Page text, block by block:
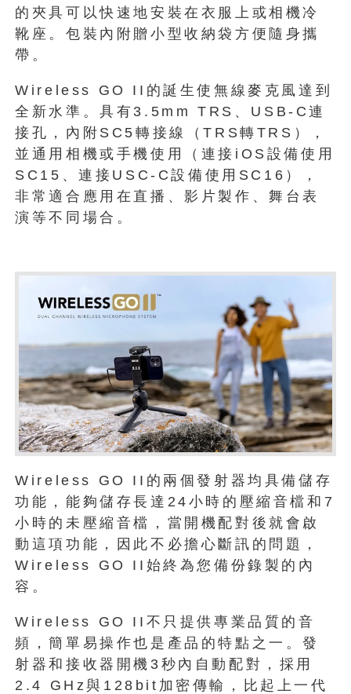
的夾具可以快速地安裝在衣服上或相機冷
靴座。包裝內附贈小型收納袋方便隨身攜
帶。
Wireless GO II的誕生使無線麥克風達到
全新水準。具有3.5mm TRS、USB-C連
接孔，內附SC5轉接線（TRS轉TRS），
並通用相機或手機使用（連接iOS設備使用
SC15、連接USC-C設備使用SC16），
非常適合應用在直播、影片製作、舞台表
演等不同場合。
Wireless GO II的兩個發射器均具備儲存
功能，能夠儲存長達24小時的壓縮音檔和7
小時的未壓縮音檔，當開機配對後就會啟
動這項功能，因此不必擔心斷訊的問題，
Wireless GO II始終為您備份錄製的內
容。
Wireless GO II不只提供專業品質的音
頻，簡單易操作也是產品的特點之一。發
射器和接收器開機3秒內自動配對，採用
2.4 GHz與128bit加密傳輸，比起上一代